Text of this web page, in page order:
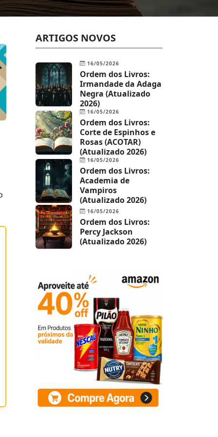
ARTIGOS NOVOS
16/05/2026
Ordem dos Livros:
Irmandade da Adaga
Negra (Atualizado
2026)
16/05/2026
Ordem dos Livros:
Corte de Espinhos e
Rosas (ACOTAR)
(Atualizado 2026)
16/05/2026
Ordem dos Livros:
Academia de
Vampiros
(Atualizado 2026)
16/05/2026
Ordem dos Livros:
Percy Jackson
(Atualizado 2026)